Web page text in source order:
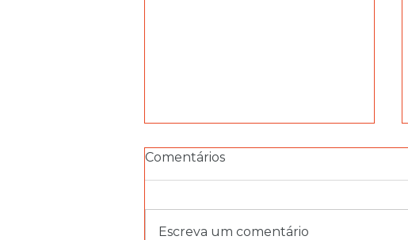
Comentários
Escreva um comentário